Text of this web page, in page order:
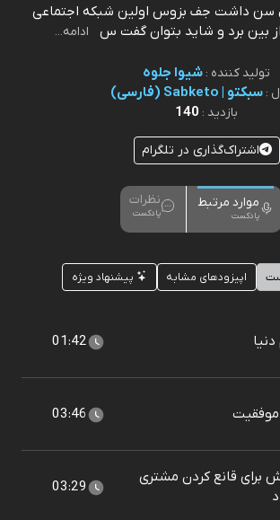
تنها 14 سال سن داشت جف بزوس اولین شبکه اجتماعی
از بین برد و شاید بتوان گفت س
ادامه...
تولید کننده : شیوا جلوه
: سبکتو | Sabketo (فارسی)
بازدید : 140
اشتراک‌گذاری در تلگرام
موارد مرتبط
پادکست
نظرات
پادکست
اپیزودهای مشابه پیشنهاد ویژه
01:42
03:46
برای قانع کردن مشتری
03:29